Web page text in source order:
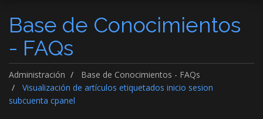
menú
de
Base de Conocimientos
- FAQs
Administración
Base de Conocimientos - FAQs
Visualización de artículos etiquetados inicio sesion
subcuenta cpanel